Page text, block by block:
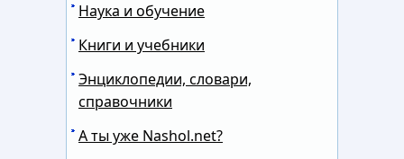
Наука и обучение
Книги и учебники
Энциклопедии, словари,
справочники
А ты уже Nashol.net?